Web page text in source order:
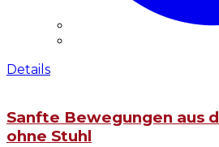
Details
Sanfte Bewegungen aus
ohne Stuhl